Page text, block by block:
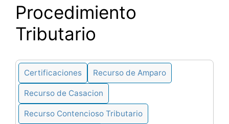
Procedimiento
Tributario
Certificaciones Recurso de Amparo
Recurso de Casacion
Recurso Contencioso Tributario